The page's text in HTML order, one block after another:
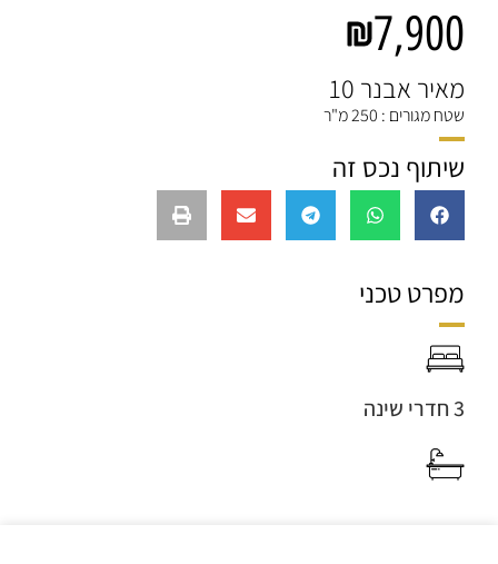
7,900
מאיר אבנר 10
שטח מגורים : 250 מ"ר
שיתוף נכס זה
מפרט טכני